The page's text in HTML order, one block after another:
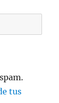
tus